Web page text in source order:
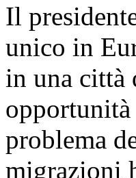
Il
unico in
in una città
problema
migrazioni